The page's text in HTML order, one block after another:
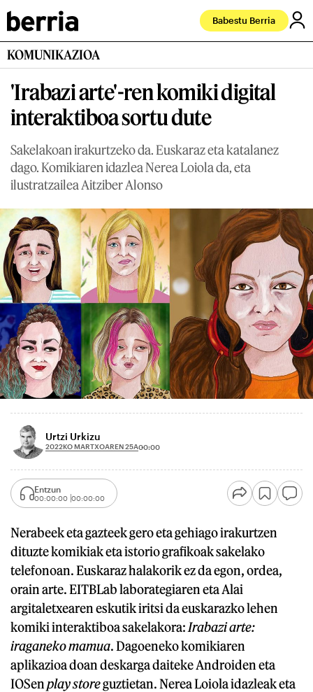
Babestu Berria
KOMUNIKAZIOA
'Irabazi arte'-ren komiki digital
interaktiboa sortu dute
Sakelakoan irakurtzeko da. Euskaraz eta katalanez
dago. Komikiaren idazlea Nerea Loiola da, eta
ilustratzailea Aitziber Alonso
Urtzi Urkizu
2022KO MARTXOAREN 25A00:00
Entzun
00:00:00 00:00:00
Nerabeek eta gazteek gero eta gehiago irakurtzen
dituzte komikiak eta istorio grafikoak sakelako
telefonoan. Euskaraz halakorik ez da egon, ordea,
orain arte. EITBLab laborategiaren eta Alai
argitaletxearen eskutik iritsi da euskarazko lehen
komiki interaktiboa sakelakora: Irabazi arte:
iraganeko mamua. Dagoeneko komikiaren
aplikazioa doan deskarga daiteke Androiden eta
IOSenplay storeguztietan. Nerea Loiola idazleak eta